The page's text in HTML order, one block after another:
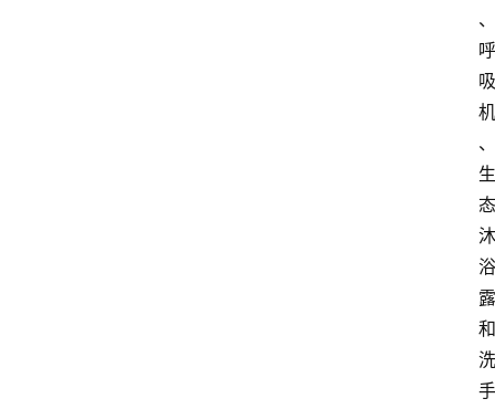
、
呼
吸
机
、
生
态
沐
浴
露
和
洗
手